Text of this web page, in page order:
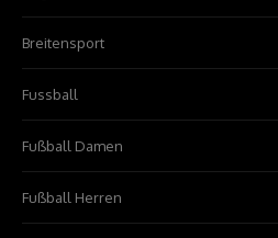
Breitensport
Fussball
Fußball Damen
Fußball Herren